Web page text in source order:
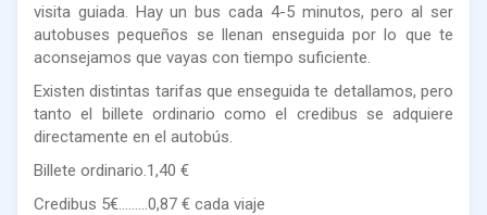
visita guiada. Hay un bus cada 4-5 minutos, pero al ser
autobuses pequeños se llenan enseguida por lo que te
aconsejamos que vayas con tiempo suficiente.
Existen distintas tarifas que enseguida te detallamos, pero
tanto el billete ordinario como el credibus se adquiere
directamente en el autobús.
Billete ordinario.1,40 €
Credibus 5€………0,87 € cada viaje